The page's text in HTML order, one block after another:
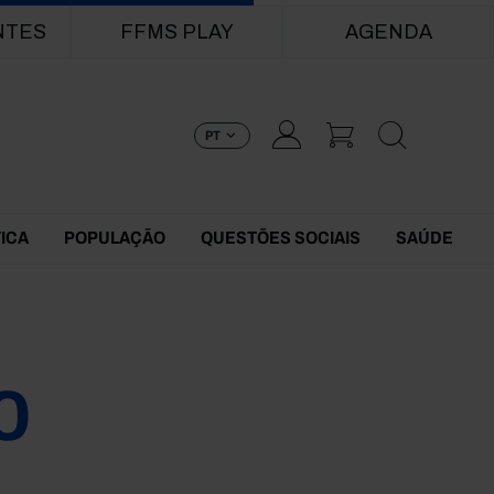
FFMS PLAY AGENDA
PT
POPULAÇÃO QUESTÕES SOCIAIS SAÚDE